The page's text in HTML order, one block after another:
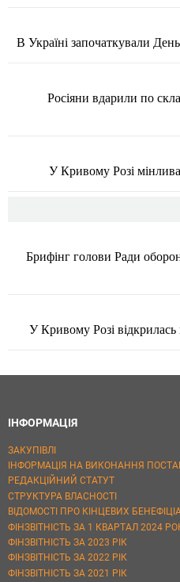
В Україні започаткували День
Росіяни вдарили по
У Кривому Розі
Брифінг голови Ради
У Кривому Розі
ІНФОРМАЦІЯ
ЗАКУПІВЛІ
ІНФОРМАЦІЯ НА ВИКОНАННЯ
РЕДАКЦІЙНИЙ СТАТУТ
СТРУКТУРА ВЛАСНОСТІ
ВІДОМОСТІ ПРО КІНЦЕВИХ
ФІНЗВІТНІСТЬ ЗА 1 КВАРТАЛ 2024
ФІНЗВІТНІСТЬ ЗА 2023 РІК
ФІНЗВІТНІСТЬ ЗА 2022 РІК
ФІНЗВІТНІСТЬ ЗА 2021 РІК